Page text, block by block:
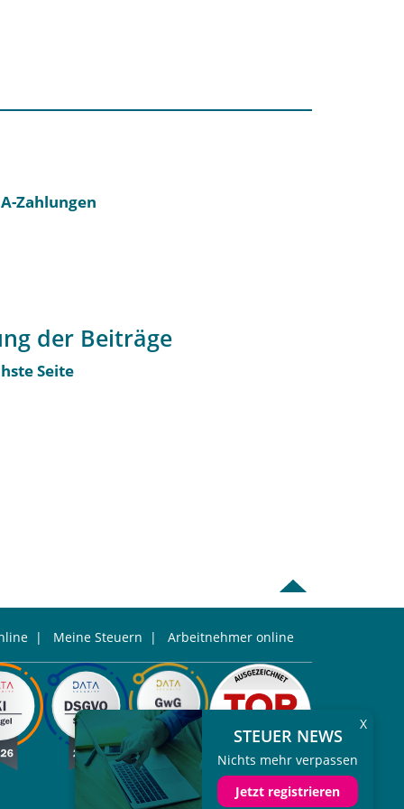
Zahlungen
der Beiträge
Seite
| Meine Steuern | Arbeitnehmer online
STEUER NEWS
Nichts mehr verpassen
Jetzt registrieren
X